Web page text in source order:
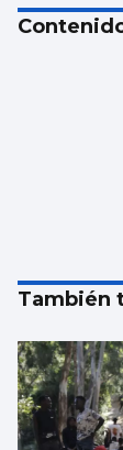
También